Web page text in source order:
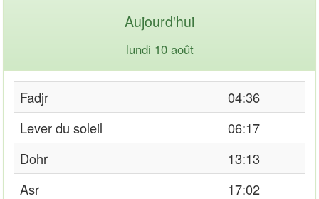
Aujourd'hui
lundi 10 août
Fadjr
04:36
Lever du soleil
06:17
Dohr
13:13
Asr
17:02